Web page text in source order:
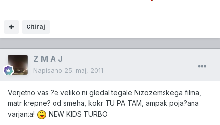
Citiraj
Z M A J
Napisano 25. maj, 2011
Verjetno vas ?e veliko ni gledal tegale Nizozemskega filma,
matr krepne? od smeha, kokr TU PA TAM, ampak poja?ana
varjanta!
NEW KIDS TURBO